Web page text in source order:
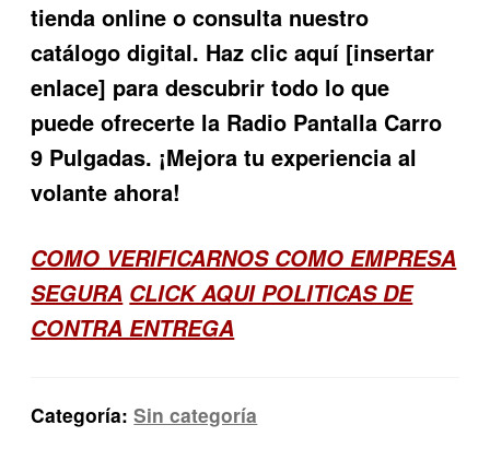
tienda online o consulta nuestro
catálogo digital. Haz clic aquí [insertar
enlace] para descubrir todo lo que
puede ofrecerte la Radio Pantalla Carro
9 Pulgadas. ¡Mejora tu experiencia al
volante ahora!
COMO VERIFICARNOS COMO EMPRESA
SEGURA CLICK AQUI POLITICAS DE
CONTRA ENTREGA
Categoría:Sin categoría